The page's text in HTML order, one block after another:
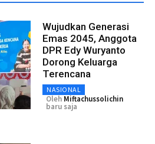
Wujudkan Generasi
Emas 2045, Anggota
DPR Edy Wuryanto
Dorong Keluarga
Terencana
NASIONAL
Oleh Miftachussolichin
baru saja